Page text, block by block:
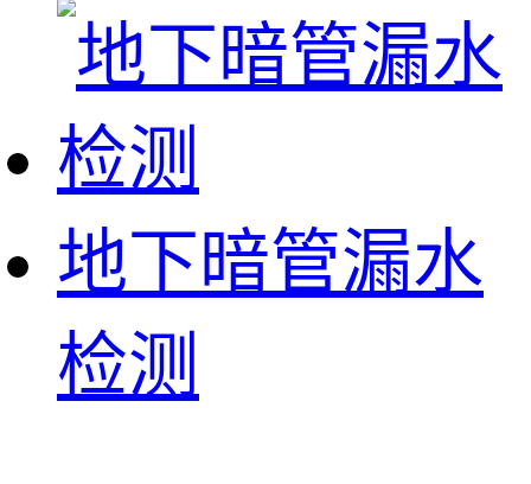
地下暗管漏水
检测